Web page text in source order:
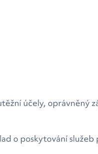
účely, oprávněný
o poskytování